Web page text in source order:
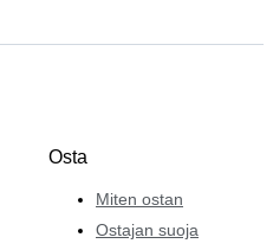
Osta
Miten ostan
Ostajan suoja